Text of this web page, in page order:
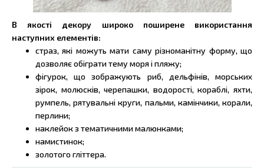
В якості декору широко поширене використання
наступних елементів:
страз, які можуть мати саму різноманітну форму, що
дозволяє обіграти тему моря і пляжу;
фігурок, що зображують риб, дельфінів, морських
зірок, молюсків, черепашки, водорості, кораблі, яхти,
румпель, рятувальні круги, пальми, камінчики, корали,
перлини;
наклейок з тематичними малюнками;
намистинок;
золотого гліттера.